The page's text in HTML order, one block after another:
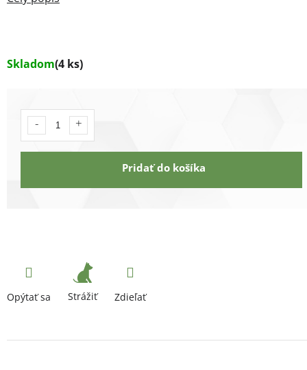
Skladom(4 ks)
Pridať do košíka
Opýtať sa Strážiť Zdieľať